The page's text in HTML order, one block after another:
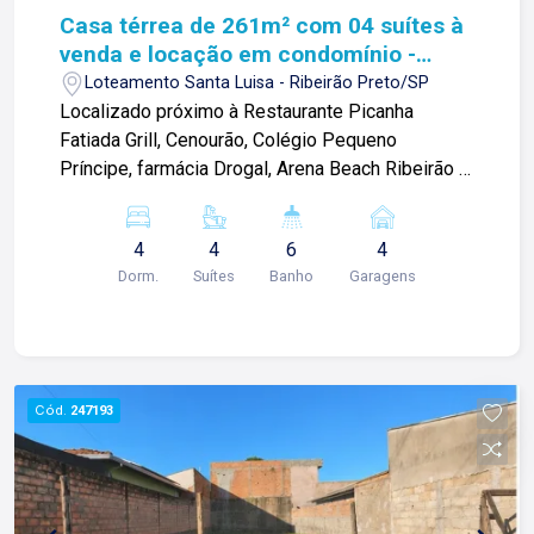
Casa térrea de 261m² com 04 suítes à
venda e locação em condomínio -
Jardim Olhos D`Água
Loteamento Santa Luisa - Ribeirão Preto/SP
Localizado próximo à Restaurante Picanha
Fatiada Grill, Cenourão, Colégio Pequeno
Príncipe, farmácia Drogal, Arena Beach Ribeirão e
-04 suítes sendo a máster com closet, cubas e
chuveiros duplos; -Sala ampla; -01 lavabo; -
Cozinha Gourmet; -Despensa; -Quintal amplo; -
cobertas; Diferênciais: - Armários planejados da
D´Silva - Projeto de iluminação - 3 aparelhos de
ar condicionado cassete LG (living + gourmet +
cozinha), conjunto de Som embutido na cozinha
gourmet com Receiver Denon + Subwoofer -
4
Dorm.
4
Suítes
6
Banho
4
Garagens
Cód. 247193